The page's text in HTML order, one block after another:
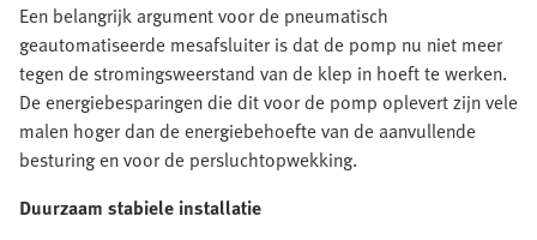
Een belangrijk argument voor de pneumatisch
geautomatiseerde mesafsluiter is dat de pomp nu niet meer
tegen de stromingsweerstand van de klep in hoeft te werken.
De energiebesparingen die dit voor de pomp oplevert zijn vele
malen hoger dan de energiebehoefte van de aanvullende
besturing en voor de persluchtopwekking.
Duurzaam stabiele installatie